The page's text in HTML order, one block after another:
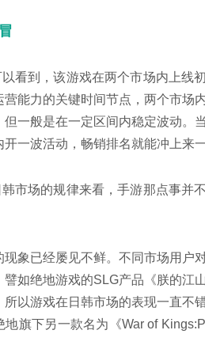
看到，该游戏在两个市场内上线
营能力的关键时间节点， 两个市场
一般是在一定区间内稳定波动。
一波活动，畅销排名就能冲上来一
市场的规律来看，手游那点事并
象已经屡见不鲜。不同市场用户
如绝地游戏的SLG产品《朕的江
以游戏在日韩市场的表现一直不
地旗下另一款名为《War of